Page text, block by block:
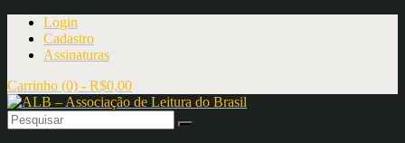
Login
Cadastro
Assinaturas
Carrinho (0) - R$0,00